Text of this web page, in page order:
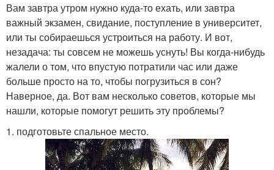
Вам завтра утром нужно куда-то ехать, или завтра
важный экзамен, свидание, поступление в университет,
или ты собираешься устроиться на работу. И вот,
незадача: ты совсем не можешь уснуть! Вы когда-нибудь
жалели о том, что впустую потратили час или даже
больше просто на то, чтобы погрузиться в сон?
Наверное, да. Вот вам несколько советов, которые мы
нашли, которые помогут решить эту проблемы?
1. подготовьте спальное место.